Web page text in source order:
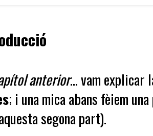
anterior... vam explicar
; i una mica abans fèiem
segona part).